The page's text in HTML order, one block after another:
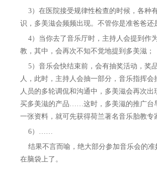
3）在医院接受规律性检查的时候，各种
识，多美滋会频频出现。不管你是准爸爸
4）当你去了音乐厅时，主持人会提到作
教，其中，会再次不知不觉地提到多美滋；
5）音乐会快结束前，会有抽奖活动，奖
人，此时，主持人会抽一部分，音乐指挥
人员的多轮调侃和沟通中，多美滋会再次
买多美滋的产品……这时，多美滋的推广台
一张资料，就可先获得荷兰著名音乐胎教
6）……
结果不言而喻，绝大部分参加音乐会的准
在脑袋上了。